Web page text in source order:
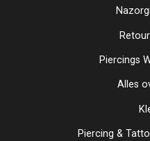
Piercings
Alles
Piercing &